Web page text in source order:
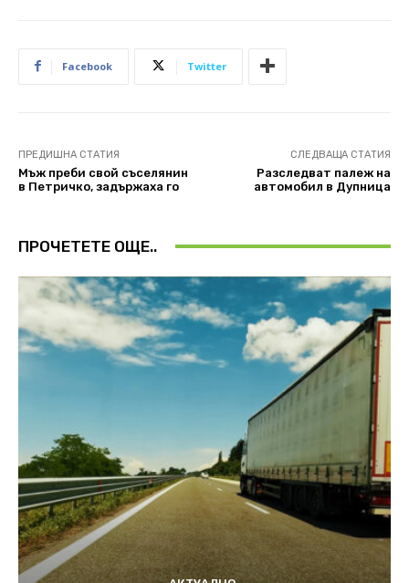
Facebook Twitter
ПРЕДИШНА СТАТИЯ
Мъж преби свой съселянин
в Петричко, задържаха го
СЛЕДВАЩА СТАТИЯ
Разследват палеж на
автомобил в Дупница
ПРОЧЕТЕТЕ ОЩЕ..